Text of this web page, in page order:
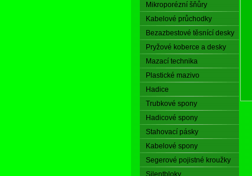
Mikroporézní šňůry
Kabelové průchodky
Bezazbestové těsnící desky
Pryžové koberce a desky
Mazací technika
Plastické mazivo
Hadice
Trubkové spony
Hadicové spony
Stahovací pásky
Kabelové spony
Segerové pojistné kroužky
Silentbloky